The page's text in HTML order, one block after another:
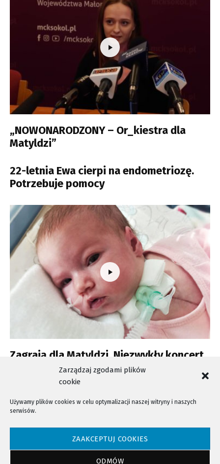
Zarządzaj zgodami plików
cookie
Używamy plików cookies w celu optymalizacji naszej witryny i naszych
serwisów.
ZAAKCEPTUJ COOKIES
ODMÓW
„NOWONARODZONY – Or_kiestra dla
Matyldzi”
22-letnia Ewa cierpi na endometriozę.
Potrzebuje pomocy
Zagrają dla Matyldzi. Niezwykły koncert
w MCK Sokół
NTV - Nasza Telewizja Sądecka © 2023 Wszystkie prawa zastrzeżone!